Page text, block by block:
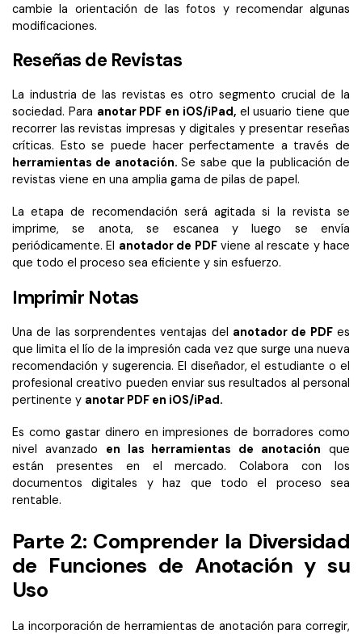
cambie la orientación de las fotos y recomendar algunas
modificaciones.
Reseñas de Revistas
La industria de las revistas es otro segmento crucial de la
sociedad. Para anotar PDF en iOS/iPad, el usuario tiene que
recorrer las revistas impresas y digitales y presentar reseñas
críticas. Esto se puede hacer perfectamente a través de
herramientas de anotación.Se sabe que la publicación de
revistas viene en una amplia gama de pilas de papel.
La etapa de recomendación será agitada si la revista se
imprime, se anota, se escanea y luego se envía
periódicamente. El anotador de PDFviene al rescate y hace
que todo el proceso sea eficiente y sin esfuerzo.
Imprimir Notas
Una de las sorprendentes ventajas del anotador de PDFes
que limita el lío de la impresión cada vez que surge una nueva
recomendación y sugerencia. El diseñador, el estudiante o el
profesional creativo pueden enviar sus resultados al personal
pertinente y anotar PDF en iOS/iPad.
Es como gastar dinero en impresiones de borradores como
nivel avanzado en las herramientas de anotación que
están presentes en el mercado. Colabora con los
documentos digitales y haz que todo el proceso sea
rentable.
Parte 2: Comprender la Diversidad
de Funciones de Anotación y su
Uso
La incorporación de herramientas de anotación para corregir,